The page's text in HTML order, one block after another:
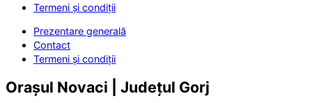
Termeni și condiții
Prezentare generală
Contact
Termeni și condiții
Orașul Novaci | Județul Gorj